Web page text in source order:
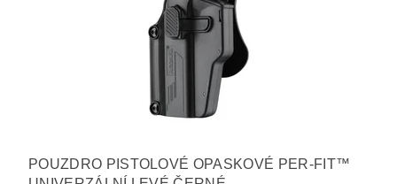
POUZDRO PISTOLOVÉ OPASKOVÉ PER-FIT™